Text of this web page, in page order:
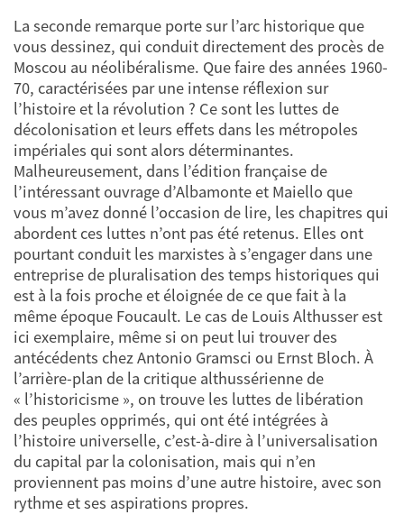
La seconde remarque porte sur l’arc historique que
vous dessinez, qui conduit directement des procès de
Moscou au néolibéralisme. Que faire des années 1960-
70, caractérisées par une intense réflexion sur
l’histoire et la révolution ? Ce sont les luttes de
décolonisation et leurs effets dans les métropoles
impériales qui sont alors déterminantes.
Malheureusement, dans l’édition française de
l’intéressant ouvrage d’Albamonte et Maiello que
vous m’avez donné l’occasion de lire, les chapitres qui
abordent ces luttes n’ont pas été retenus. Elles ont
pourtant conduit les marxistes à s’engager dans une
entreprise de pluralisation des temps historiques qui
est à la fois proche et éloignée de ce que fait à la
même époque Foucault. Le cas de Louis Althusser est
ici exemplaire, même si on peut lui trouver des
antécédents chez Antonio Gramsci ou Ernst Bloch. À
l’arrière-plan de la critique althussérienne de
« l’historicisme », on trouve les luttes de libération
des peuples opprimés, qui ont été intégrées à
l’histoire universelle, c’est-à-dire à l’universalisation
du capital par la colonisation, mais qui n’en
proviennent pas moins d’une autre histoire, avec son
rythme et ses aspirations propres.